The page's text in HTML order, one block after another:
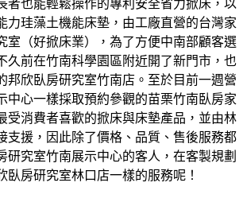
者也能輕鬆操作的專利安全省力掀床，以
力珪藻土機能床墊，由工廠直營的台灣家
室（好掀床業），為了方便中南部顧客選
久前在竹南科學園區附近開了新門市，也
邦欣臥房研究室竹南店。至於目前一週營
中心一樣採取預約參觀的苗栗竹南臥房家
受消費者喜歡的掀床與床墊產品，並由林
支援，因此除了價格、品質、售後服務都
研究室竹南展示中心的客人，在客製規劃
臥房研究室林口店一樣的服務呢！